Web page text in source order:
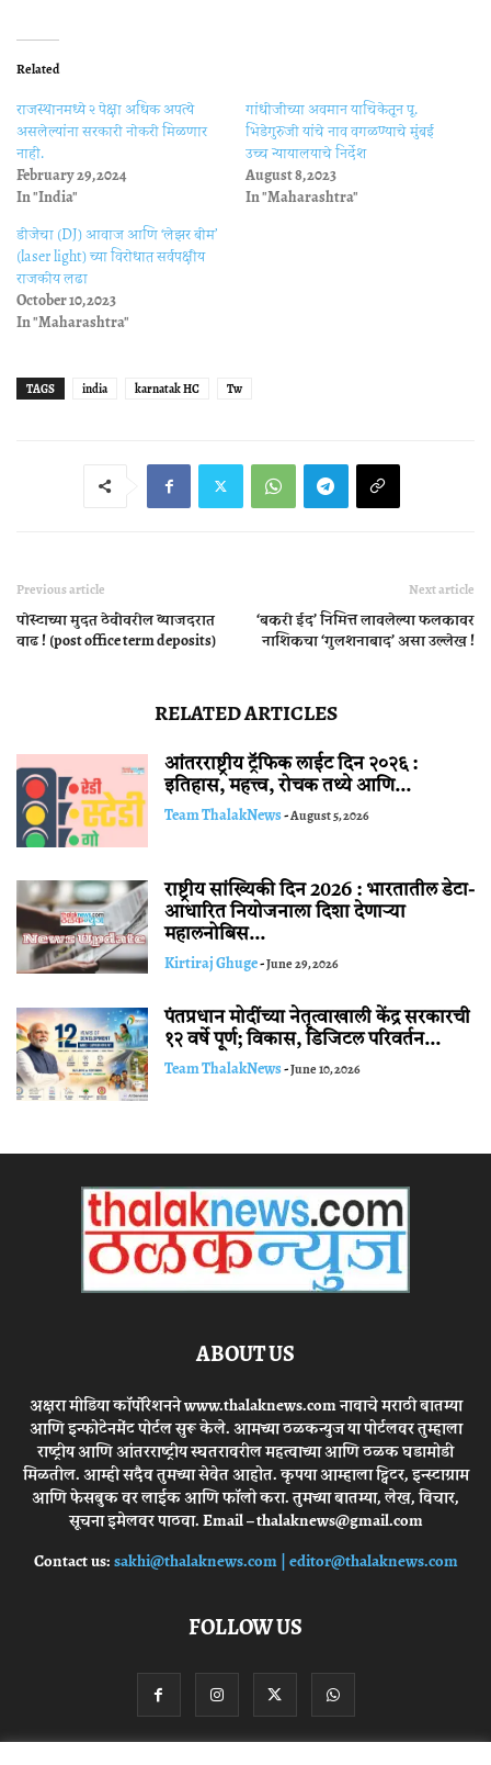
Related
राजस्थानमध्ये २ पेक्षा अधिक अपत्ये
असलेल्यांना सरकारी नोकरी मिळणार
नाही.
February 29, 2024
In "India"
गांधीजींच्‍या अवमान याचिकेतून पू.
भिडेगुरुजी यांचे नाव वगळण्‍याचे मुंबई
उच्‍च न्‍यायालयाचे निर्देश
August 8, 2023
In "Maharashtra"
डीजेचा (DJ) आवाज आणि ‘लेझर बीम’
(laser light) च्‍या विरोधात सर्वपक्षीय
राजकीय लढा
October 10, 2023
In "Maharashtra"
TAGS india karnatak HC Tw
Previous article
पोस्टाच्या मुदत ठेवींवरील व्याजदरात
वाढ ! (post office term deposits)
Next article
‘बकरी ईद’ निमित्त लावलेल्या फलकावर
नाशिकचा ‘गुलशनाबाद’ असा उल्लेख !
RELATED ARTICLES
आंतरराष्ट्रीय ट्रॅफिक लाईट दिन २०२६ :
इतिहास, महत्त्व, रोचक तथ्ये आणि...
Team ThalakNews-August 5, 2026
राष्ट्रीय सांख्यिकी दिन 2026 : भारतातील डेटा-
आधारित नियोजनाला दिशा देणाऱ्या
महालनोबिस...
Kirtiraj Ghuge-June 29, 2026
पंतप्रधान मोदींच्या नेतृत्वाखाली केंद्र सरकारची
१२ वर्षे पूर्ण; विकास, डिजिटल परिवर्तन...
Team ThalakNews-June 10, 2026
ABOUT US
अक्षरा मीडिया कॉर्पोरेशनने www.thalaknews.com नावाचे मराठी बातम्या
आणि इन्फोटेनमेंट पोर्टल सुरू केले. आमच्या ठळकन्युज या पोर्टलवर तुम्हाला
राष्ट्रीय आणि आंतरराष्ट्रीय स्घतरावरील महत्वाच्या आणि ठळक घडामोडी
मिळतील. आम्ही सदैव तुमच्या सेवेत आहोत. कृपया आम्हाला ट्विटर, इन्स्टाग्राम
आणि फेसबुक वर लाईक आणि फॉलो करा. तुमच्या बातम्या, लेख, विचार,
सूचना इमेलवर पाठवा. Email – thalaknews@gmail.com
Contact us:sakhi@thalaknews.com | editor@thalaknews.com
FOLLOW US